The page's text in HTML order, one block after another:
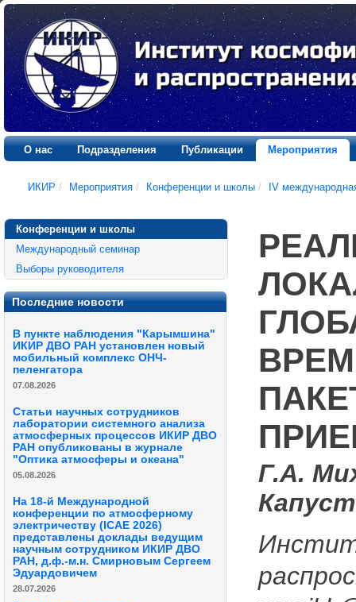
О нас Подразделения Публикации Мероприятия
ИКИР / Мероприятия / Конференции и школы / IV
Конференции и школы
Международный семинар
Выборы руководителя
Последние новости
В пункте наблюдения "Карымшина"
ИКИР ДВО РАН установлен новый
мобильный комплекс ОНЧ-
пеленгатора
07.08.2026
Статьи научных сотрудников
лаборатории системного анализа
атмосферных процессов ИКИР ДВО
РАН опубликованы в журнале
"Оптика атмосферы и океана"
05.08.2026
На 18-й Международной
конференции по атмосферному
электричеству (ICAE 2026)
представлены доклады ведущим
научным сотрудником ИКИР ДВО
РАН, д.ф.-м.н. Смирновым Сергеем
Эдуардовичем
28.07.2026
Г.А.